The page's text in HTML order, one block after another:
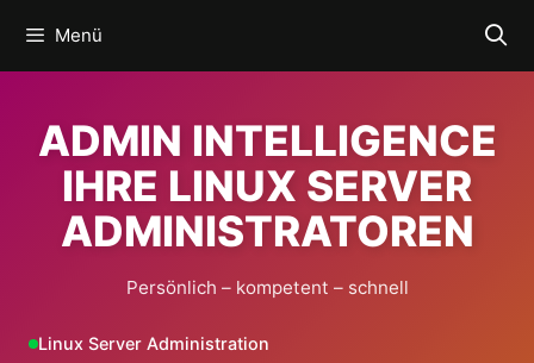
Inhalt
springen
Menü
ADMIN INTELLIGENCE
IHRE LINUX SERVER
ADMINISTRATOREN
Persönlich – kompetent – schnell
Linux Server Administration